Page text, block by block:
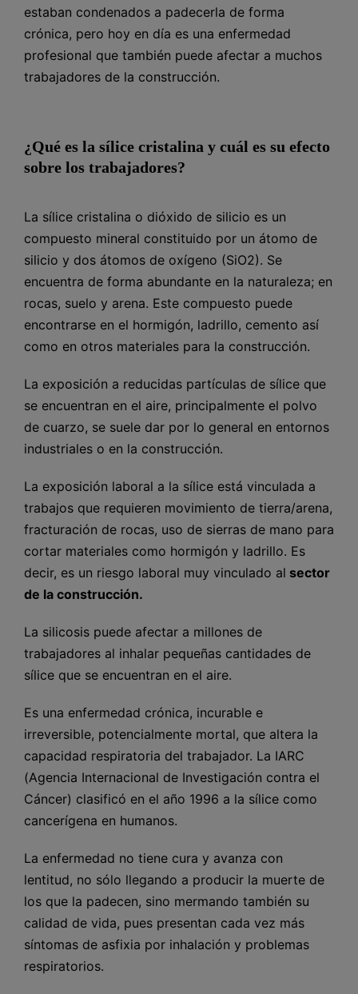
estaban condenados a padecerla de forma
crónica, pero hoy en día es una enfermedad
profesional que también puede afectar a muchos
trabajadores de la construcción.
¿Qué es la sílice cristalina y cuál es su efecto
sobre los trabajadores?
La sílice cristalina o dióxido de silicio es un
compuesto mineral constituido por un átomo de
silicio y dos átomos de oxígeno (SiO2). Se
encuentra de forma abundante en la naturaleza; en
rocas, suelo y arena. Este compuesto puede
encontrarse en el hormigón, ladrillo, cemento así
como en otros materiales para la construcción.
La exposición a reducidas partículas de sílice que
se encuentran en el aire, principalmente el polvo
de cuarzo, se suele dar por lo general en entornos
industriales o en la construcción.
La exposición laboral a la sílice está vinculada a
trabajos que requieren movimiento de tierra/arena,
fracturación de rocas, uso de sierras de mano para
cortar materiales como hormigón y ladrillo. Es
decir, es un riesgo laboral muy vinculado al sector
de la construcción.
La silicosis puede afectar a millones de
trabajadores al inhalar pequeñas cantidades de
sílice que se encuentran en el aire.
Es una enfermedad crónica, incurable e
irreversible, potencialmente mortal, que altera la
capacidad respiratoria del trabajador. La IARC
(Agencia Internacional de Investigación contra el
Cáncer) clasificó en el año 1996 a la sílice como
cancerígena en humanos.
La enfermedad no tiene cura y avanza con
lentitud, no sólo llegando a producir la muerte de
los que la padecen, sino mermando también su
calidad de vida, pues presentan cada vez más
síntomas de asfixia por inhalación y problemas
respiratorios.